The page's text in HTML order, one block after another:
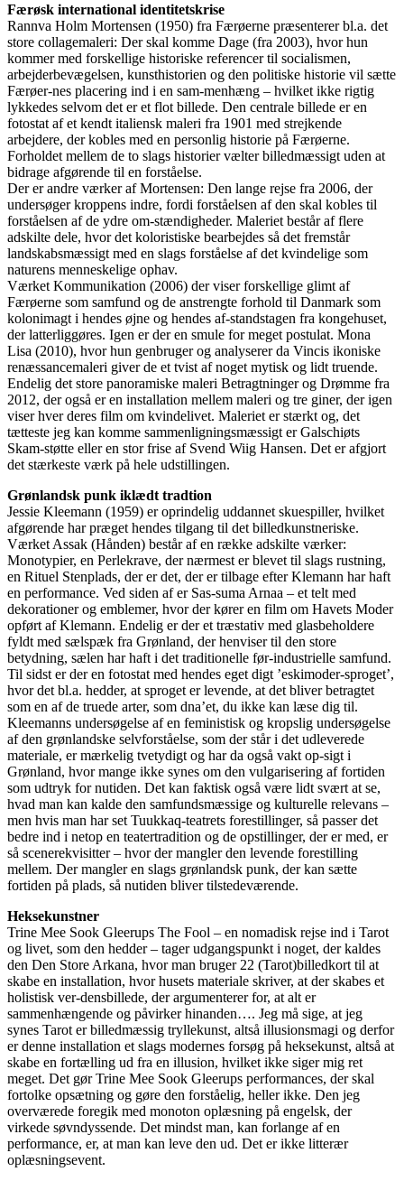
Færøsk international identitetskrise
Rannva Holm Mortensen (1950) fra Færøerne præsenterer bl.a. det
store collagemaleri: Der skal komme Dage (fra 2003), hvor hun
kommer med forskellige historiske referencer til socialismen,
arbejderbevægelsen, kunsthistorien og den politiske historie vil sætte
Færøer-nes placering ind i en sam-menhæng – hvilket ikke rigtig
lykkedes selvom det er et flot billede. Den centrale billede er en
fotostat af et kendt italiensk maleri fra 1901 med strejkende
arbejdere, der kobles med en personlig historie på Færøerne.
Forholdet mellem de to slags historier vælter billedmæssigt uden at
bidrage afgørende til en forståelse.
Der er andre værker af Mortensen: Den lange rejse fra 2006, der
undersøger kroppens indre, fordi forståelsen af den skal kobles til
forståelsen af de ydre om-stændigheder. Maleriet består af flere
adskilte dele, hvor det koloristiske bearbejdes så det fremstår
landskabsmæssigt med en slags forståelse af det kvindelige som
naturens menneskelige ophav.
Værket Kommunikation (2006) der viser forskellige glimt af
Færøerne som samfund og de anstrengte forhold til Danmark som
kolonimagt i hendes øjne og hendes af-standstagen fra kongehuset,
der latterliggøres. Igen er der en smule for meget postulat. Mona
Lisa (2010), hvor hun genbruger og analyserer da Vincis ikoniske
renæssancemaleri giver de et tvist af noget mytisk og lidt truende.
Endelig det store panoramiske maleri Betragtninger og Drømme fra
2012, der også er en installation mellem maleri og tre giner, der igen
viser hver deres film om kvindelivet. Maleriet er stærkt og, det
tætteste jeg kan komme sammenligningsmæssigt er Galschiøts
Skam-støtte eller en stor frise af Svend Wiig Hansen. Det er afgjort
det stærkeste værk på hele udstillingen.
Grønlandsk punk iklædt tradtion
Jessie Kleemann (1959) er oprindelig uddannet skuespiller, hvilket
afgørende har præget hendes tilgang til det billedkunstneriske.
Værket Assak (Hånden) består af en række adskilte værker:
Monotypier, en Perlekrave, der nærmest er blevet til slags rustning,
en Rituel Stenplads, der er det, der er tilbage efter Klemann har haft
en performance. Ved siden af er Sas-suma Arnaa – et telt med
dekorationer og emblemer, hvor der kører en film om Havets Moder
opført af Klemann. Endelig er der et træstativ med glasbeholdere
fyldt med sælspæk fra Grønland, der henviser til den store
betydning, sælen har haft i det traditionelle før-industrielle samfund.
Til sidst er der en fotostat med hendes eget digt ’eskimoder-sproget’,
hvor det bl.a. hedder, at sproget er levende, at det bliver betragtet
som en af de truede arter, som dna’et, du ikke kan læse dig til.
Kleemanns undersøgelse af en feministisk og kropslig undersøgelse
af den grønlandske selvforståelse, som der står i det udleverede
materiale, er mærkelig tvetydigt og har da også vakt op-sigt i
Grønland, hvor mange ikke synes om den vulgarisering af fortiden
som udtryk for nutiden. Det kan faktisk også være lidt svært at se,
hvad man kan kalde den samfundsmæssige og kulturelle relevans –
men hvis man har set Tuukkaq-teatrets forestillinger, så passer det
bedre ind i netop en teatertradition og de opstillinger, der er med, er
så scenerekvisitter – hvor der mangler den levende forestilling
mellem. Der mangler en slags grønlandsk punk, der kan sætte
fortiden på plads, så nutiden bliver tilstedeværende.
Heksekunstner
Trine Mee Sook Gleerups The Fool – en nomadisk rejse ind i Tarot
og livet, som den hedder – tager udgangspunkt i noget, der kaldes
den Den Store Arkana, hvor man bruger 22 (Tarot)billedkort til at
skabe en installation, hvor husets materiale skriver, at der skabes et
holistisk ver-densbillede, der argumenterer for, at alt er
sammenhængende og påvirker hinanden…. Jeg må sige, at jeg
synes Tarot er billedmæssig tryllekunst, altså illusionsmagi og derfor
er denne installation et slags modernes forsøg på heksekunst, altså at
skabe en fortælling ud fra en illusion, hvilket ikke siger mig ret
meget. Det gør Trine Mee Sook Gleerups performances, der skal
fortolke opsætning og gøre den forståelig, heller ikke. Den jeg
overværede foregik med monoton oplæsning på engelsk, der
virkede søvndyssende. Det mindst man, kan forlange af en
performance, er, at man kan leve den ud. Det er ikke litterær
oplæsningsevent.